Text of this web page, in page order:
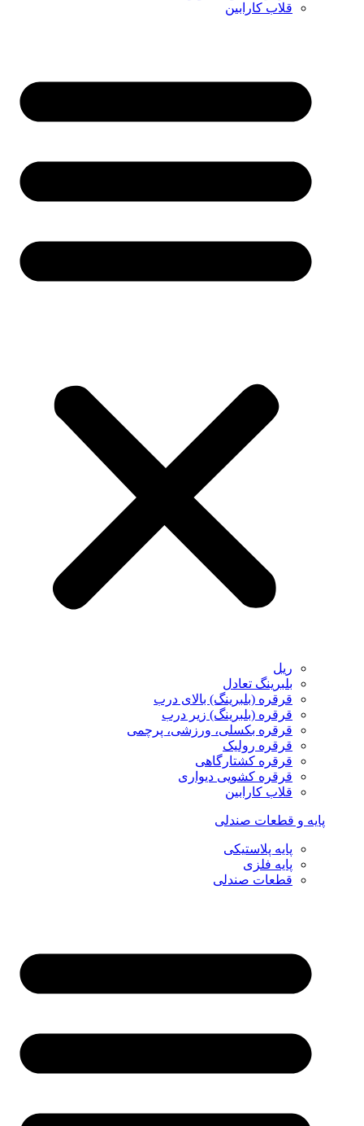
قلاب کارابین
ریل
بلبرینگ تعادل
قرقره (بلبرینگ) بالای درب
قرقره (بلبرینگ) زیر درب
قرقره بکسلی، ورزشی، پرچمی
قرقره رولیک
قرقره کشتارگاهی
قرقره کشویی دیواری
قلاب کارابین
پایه و قطعات صندلی
پایه پلاستیکی
پایه فلزی
قطعات صندلی